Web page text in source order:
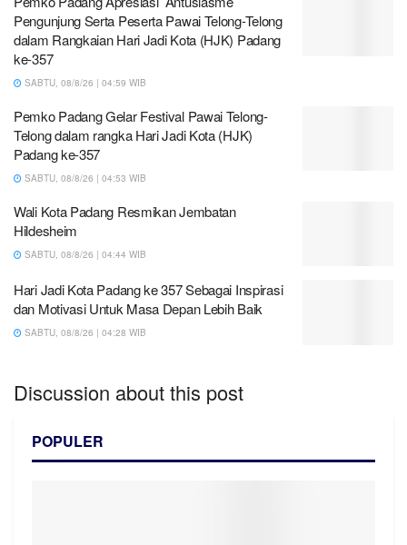
Pengunjung Serta Peserta Pawai Telong-Telong
dalam Rangkaian Hari Jadi Kota (HJK) Padang
ke-357
SABTU, 08/8/26 | 04:59 WIB
Pemko Padang Gelar Festival Pawai Telong-
Telong dalam rangka Hari Jadi Kota (HJK)
Padang ke-357
SABTU, 08/8/26 | 04:53 WIB
Wali Kota Padang Resmikan Jembatan
Hildesheim
SABTU, 08/8/26 | 04:44 WIB
Hari Jadi Kota Padang ke 357 Sebagai Inspirasi
dan Motivasi Untuk Masa Depan Lebih Baik
SABTU, 08/8/26 | 04:28 WIB
Discussion about this post
POPULER